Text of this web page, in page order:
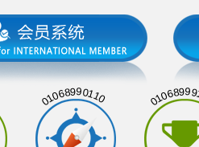
01068990110